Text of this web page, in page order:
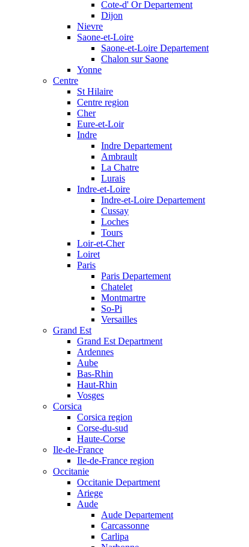
Cote-d' Or Departement
Dijon
Nievre
Saone-et-Loire
Saone-et-Loire Departement
Chalon sur Saone
Yonne
Centre
St Hilaire
Centre region
Cher
Eure-et-Loir
Indre
Indre Departement
Ambrault
La Chatre
Lurais
Indre-et-Loire
Indre-et-Loire Departement
Cussay
Loches
Tours
Loir-et-Cher
Loiret
Paris
Paris Departement
Chatelet
Montmartre
So-Pi
Versailles
Grand Est
Grand Est Department
Ardennes
Aube
Bas-Rhin
Haut-Rhin
Vosges
Corsica
Corsica region
Corse-du-sud
Haute-Corse
Ile-de-France
Ile-de-France region
Occitanie
Occitanie Department
Ariege
Aude
Aude Departement
Carcassonne
Carlipa